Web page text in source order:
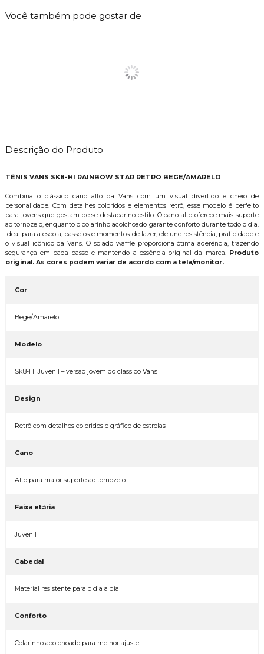
Você também pode gostar de
Descrição do Produto
TÊNIS VANS SK8-HI RAINBOW STAR RETRO BEGE/AMARELO
Combina o clássico cano alto da Vans com um visual divertido e cheio de
personalidade. Com detalhes coloridos e elementos retrô, esse modelo é perfeito
para jovens que gostam de se destacar no estilo. O cano alto oferece mais suporte
ao tornozelo, enquanto o colarinho acolchoado garante conforto durante todo o dia.
Ideal para a escola, passeios e momentos de lazer, ele une resistência, praticidade e
o visual icônico da Vans. O solado waffle proporciona ótima aderência, trazendo
segurança em cada passo e mantendo a essência original da marca. Produto
original. As cores podem variar de acordo com a tela/monitor.
Cor
Bege/Amarelo
Modelo
Sk8-Hi Juvenil – versão jovem do clássico Vans
Design
Retrô com detalhes coloridos e gráfico de estrelas
Cano
Alto para maior suporte ao tornozelo
Faixa etária
Juvenil
Cabedal
Material resistente para o dia a dia
Conforto
Colarinho acolchoado para melhor ajuste